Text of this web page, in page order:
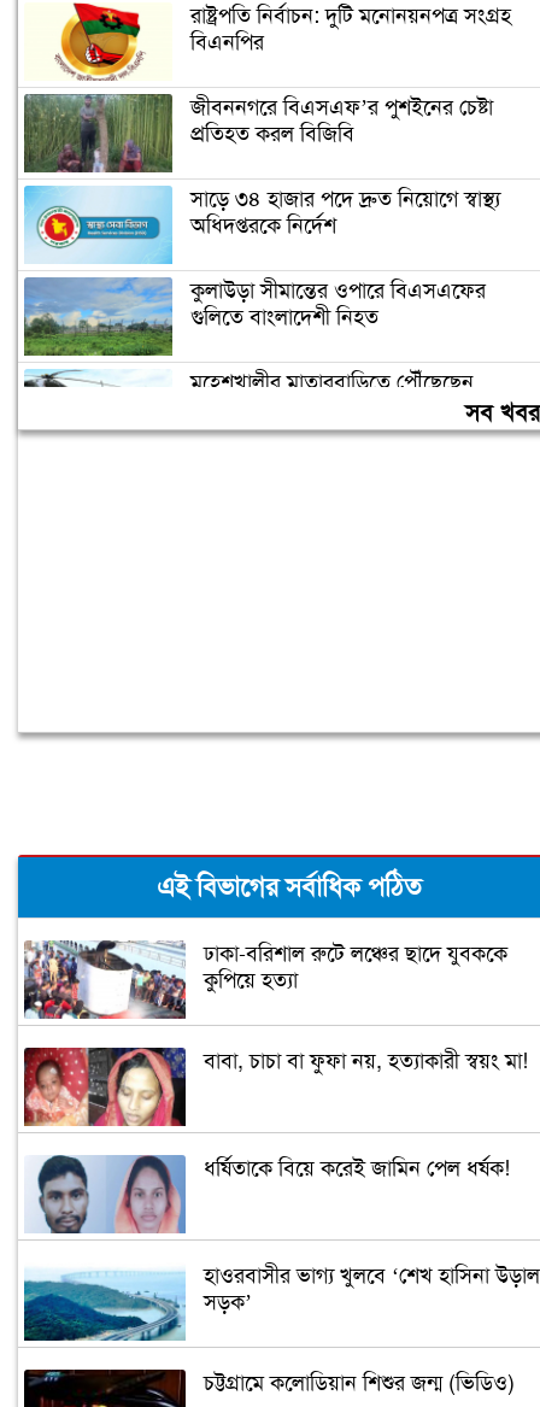
রাষ্ট্রপতি নির্বাচন: দুটি মনোনয়নপত্র সংগ্রহ
বিএনপির
জীবননগরে বিএসএফ’র পুশইনের চেষ্টা
প্রতিহত করল বিজিবি
সাড়ে ৩৪ হাজার পদে দ্রুত নিয়োগে স্বাস্থ্য
অধিদপ্তরকে নির্দেশ
কুলাউড়া সীমান্তের ওপারে বিএসএফের
গুলিতে বাংলাদেশী নিহত
মহেশখালীর মাতারবাড়িতে পৌঁছেছেন
সব
এই বিভাগের সর্বাধিক পঠিত
ঢাকা-বরিশাল রুটে লঞ্চের ছাদে যুবককে
কুপিয়ে হত্যা
বাবা, চাচা বা ফুফা নয়, হত্যাকারী স্বয়ং মা!
ধর্ষিতাকে বিয়ে করেই জামিন পেল ধর্ষক!
হাওরবাসীর ভাগ্য খুলবে ‘শেখ হাসিনা উড়াল
সড়ক’
চট্টগ্রামে কলোডিয়ান শিশুর জন্ম (ভিডিও)